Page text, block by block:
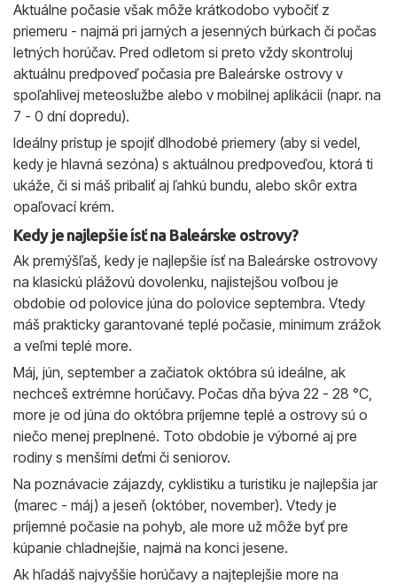
Aktuálne počasie však môže krátkodobo vybočiť z
priemeru - najmä pri jarných a jesenných búrkach či počas
letných horúčav. Pred odletom si preto vždy skontroluj
aktuálnu predpoveď počasia pre Baleárske ostrovy v
spoľahlivej meteoslužbe alebo v mobilnej aplikácii (napr. na
7 - 0 dní dopredu).
Ideálny prístup je spojiť dlhodobé priemery (aby si vedel,
kedy je hlavná sezóna) s aktuálnou predpoveďou, ktorá ti
ukáže, či si máš pribaliť aj ľahkú bundu, alebo skôr extra
opaľovací krém.
Kedy je najlepšie ísť na Baleárske ostrovy?
Ak premýšľaš, kedy je najlepšie ísť na Baleárske ostrovovy
na klasickú plážovú dovolenku, najistejšou voľbou je
obdobie od polovice júna do polovice septembra. Vtedy
máš prakticky garantované teplé počasie, minimum zrážok
a veľmi teplé more.
Máj, jún, september a začiatok októbra sú ideálne, ak
nechceš extrémne horúčavy. Počas dňa býva 22 - 28 °C,
more je od júna do októbra príjemne teplé a ostrovy sú o
niečo menej preplnené. Toto obdobie je výborné aj pre
rodiny s menšími deťmi či seniorov.
Na poznávacie zájazdy, cyklistiku a turistiku je najlepšia jar
(marec - máj) a jeseň (október, november). Vtedy je
príjemné počasie na pohyb, ale more už môže byť pre
kúpanie chladnejšie, najmä na konci jesene.
Ak hľadáš najvyššie horúčavy a najteplejšie more na